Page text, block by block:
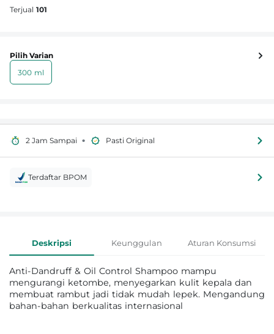
Terjual 101
Pilih Varian
300 ml
2 Jam Sampai • Pasti Original
Terdaftar BPOM
Informasi Produk
Deskripsi Keunggulan Aturan Konsumsi
Anti-Dandruff & Oil Control Shampoo mampu
mengurangi ketombe, menyegarkan kulit kepala dan
membuat rambut jadi tidak mudah lepek. Mengandung
bahan-bahan berkualitas internasional